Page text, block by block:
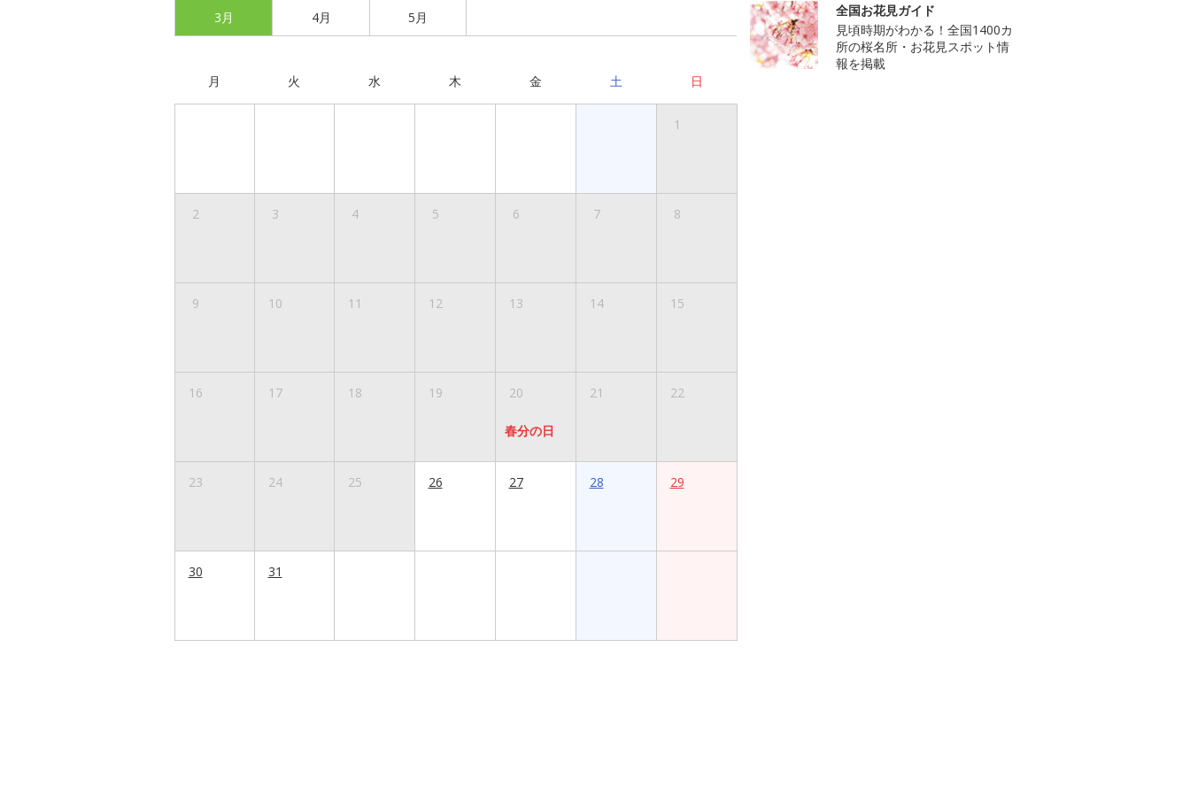
3月 4月 5月
月 火 水 木 金 土 日
1
2 3 4 5 6 7 8
9 10 11 12 13 14 15
16 17 18 19 20
春分の日
21 22
23 24 25 26 27 28 29
30 31
全国お花見ガイド
見頃時期がわかる！全国1400カ
所の桜名所・お花見スポット情
報を掲載